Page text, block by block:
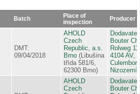
Batch
Place of
inspection
Producer
DMT:
09/04/2018
AHOLD
Czech
Republic, a.s.
Brno (Libušina
třída 581/6,
62300 Brno)
Dodavatel:
Bouter
Rolweg
4104 AV,
Nizozemí
AHOLD
Czech
Dodavatel:
Bouter